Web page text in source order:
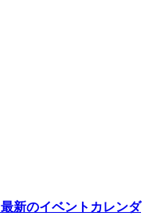
最新のイベントカレンダ